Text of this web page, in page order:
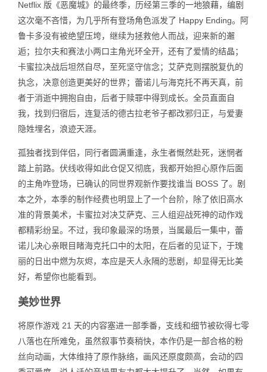
Netflix 版《恶魔城》的最终季，历经第三季的一地狼藉，编剧
这次毫不吝惜，为几乎所有登场角色派发了 Happy Ending。阿
鲁卡多没有被绝望压垮，继续为拯救他人而战，迎来新的邂
逅；拉尔夫和赛法小两口主角光环全开，还有了爱情的结晶；
卡蜜拉决战后坦然自尽，至死坚守信念；艾萨克则摆脱复仇的
执念，决意创造更美好的世界；蕾诺儿与海克托不再天真，前
者于消逝中拥抱自由，后者于赎罪中得到成长。全员直面自
我，找到归宿后，连复活的德古拉老爷子都改邪归正，与爱妻
隐姓埋名，浪迹天涯。
孤独者找到伴侣，同行者圆满重逢，永生者慨然赴死，迷惘者
踏上前路。伏线收得如此仓促又彻底，我都开始担心原作后面
的主角咋登场，已确认的同世界观新作要找谁当 BOSS 了。剧
本之外，本季的制作经费也明显上了一个台阶，除了依旧高水
准的背景美术，卡蜜拉对决艾萨克、三人组迎战死神的动作戏
都精彩纷呈。不过，我印象最深的场景，当属最后一集中，蕾
诺儿决心亲眼目睹海克托口中的太阳，在后者的见证下，于瑰
丽的日出中燃为灰烬，本应是天人永隔的悲剧，却显得无比美
好，希望你也能看到。
美妙世界
将原作游戏 21 天的内容塞进一部季番，支线和细节被砍得七零
八落也在所难免，虽然叙事节奏稍快，本作仍是一部合格的粉
丝向动画，大体维持了原作脉络，画风还原度颇高，会动的四